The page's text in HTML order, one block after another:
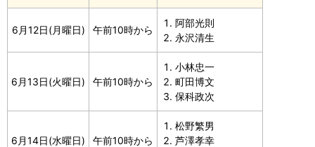
6月12日(月曜日) 午前10時から
阿部光則
永沢清生
6月13日(火曜日) 午前10時から
小林忠一
町田博文
保科政次
6月14日(水曜日) 午前10時から
松野繁男
芦澤孝幸